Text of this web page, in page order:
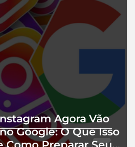
Agora Vão
Google: O Que Isso